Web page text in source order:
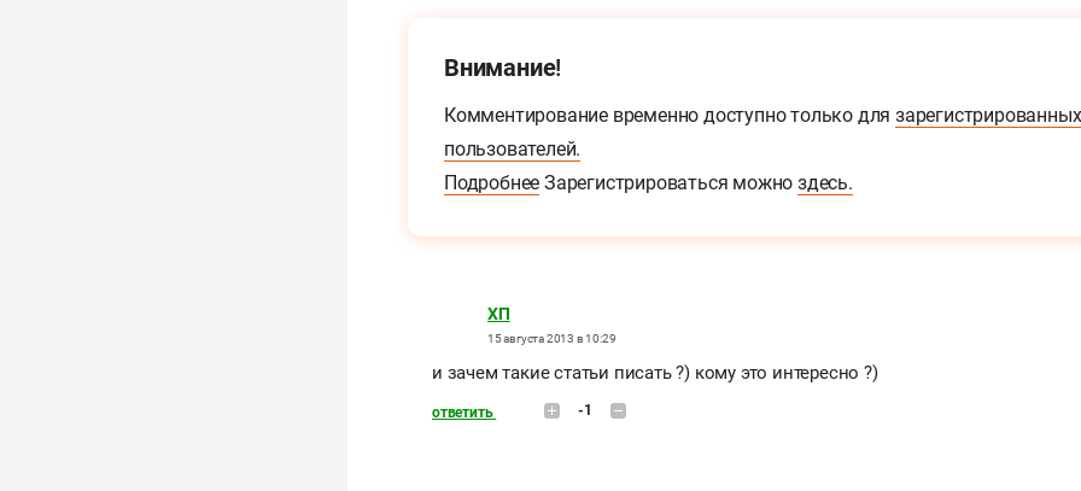
Внимание!
Комментирование временно доступно только для зарегистрированных
пользователей.
Подробнее Зарегистрироваться можноздесь.
ХП
15 августа 2013 в 10:29
и зачем такие статьи писать ?) кому это интересно ?)
ответить -1